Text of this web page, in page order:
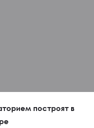
построят в